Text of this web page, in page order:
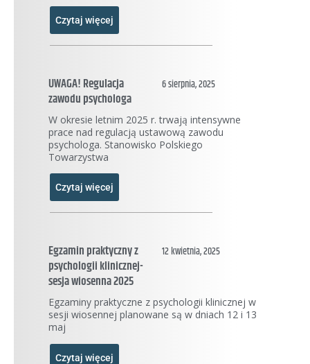
Czytaj więcej
UWAGA! Regulacja
zawodu psychologa
6 sierpnia, 2025
W okresie letnim 2025 r. trwają intensywne
prace nad regulacją ustawową zawodu
psychologa. Stanowisko Polskiego
Towarzystwa
Czytaj więcej
Egzamin praktyczny z
psychologii klinicznej-
sesja wiosenna 2025
12 kwietnia, 2025
Egzaminy praktyczne z psychologii klinicznej w
sesji wiosennej planowane są w dniach 12 i 13
maj
Czytaj więcej